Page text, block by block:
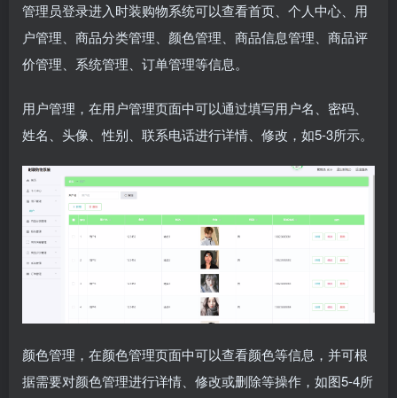
管理员登录进入时装购物系统可以查看首页、个人中心、用
户管理、商品分类管理、颜色管理、商品信息管理、商品评
价管理、系统管理、订单管理等信息。
用户管理，在用户管理页面中可以通过填写用户名、密码、
姓名、头像、性别、联系电话进行详情、修改，如5-3所示。
颜色管理，在颜色管理页面中可以查看颜色等信息，并可根
据需要对颜色管理进行详情、修改或删除等操作，如图5-4所